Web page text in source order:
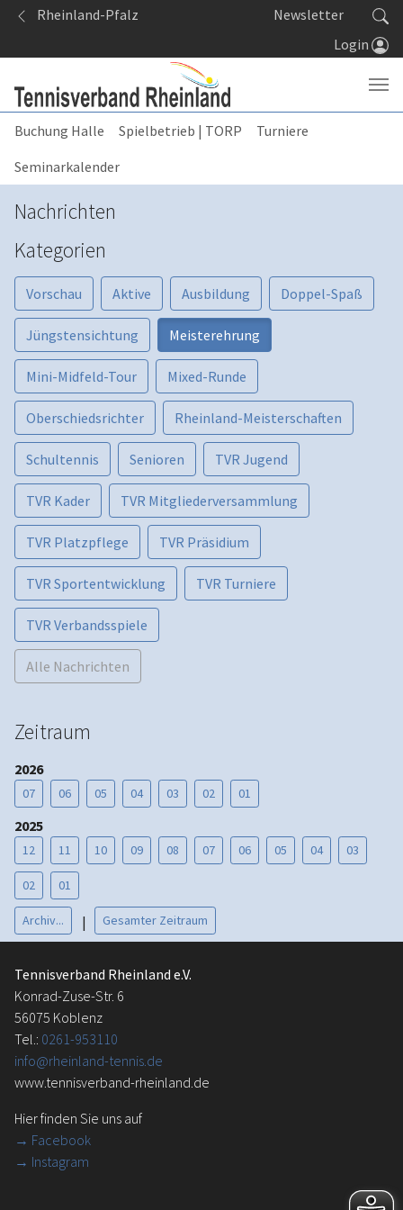
Springe zum Seiteninhalt
Rheinland-Pfalz
Newsletter
Login
Buchung Halle Spielbetrieb | TORP
Turniere
Seminarkalender
Nachrichten
Kategorien
Vorschau Aktive Ausbildung Doppel-Spaß
Jüngstensichtung Meisterehrung
Mini-Midfeld-Tour Mixed-Runde
Oberschiedsrichter Rheinland-Meisterschaften
Schultennis Senioren TVR Jugend
TVR Kader TVR Mitgliederversammlung
TVR Platzpflege TVR Präsidium
TVR Sportentwicklung TVR Turniere
TVR Verbandsspiele
Alle Nachrichten
Zeitraum
2026
07 06 05 04 03 02 01
2025
12 11 10 09 08 07 06 05 04 03
02 01
Archiv... | Gesamter Zeitraum
Tennisverband Rheinland e.V.
Konrad-Zuse-Str. 6
56075 Koblenz
Tel.: 0261-953110
info@rheinland-tennis.de
www.tennisverband-rheinland.de
Hier finden Sie uns auf
→ Facebook
→ Instagram